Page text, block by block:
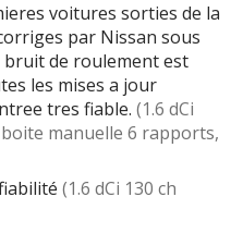
voitures sorties de la
par Nissan sous
de roulement est
les mises a jour
tres fiable. (1.6 dCi
manuelle 6 rapports,
(1.6 dCi 130 ch